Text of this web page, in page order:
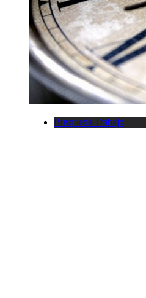
Busqueda Trabajo